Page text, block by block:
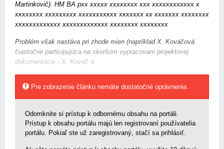
Martinkovič). HM BA pxx xxxxx xxxxxxxx xxx xxxxxxxxxxxx x
xxxxxxxx xxxxxxxxx xxxxxxxxxxx xxxxxxx xx xxxxxxx xxxxxxxx
xxxxxxxxxxxxx xxxxxxxxxxxxx xxxxxxxx xxxxxxxx
Problém však nastáva pri zhode mien (napríklad X. Kováčová
čiastočne participujúca na skoršom vypracovaní projektovej
dokumentácie - X. Kováč a
Pre zobrazenie článku nemáte dostatočné oprávnenia.
Odomknite si prístup k odbornému obsahu na portáli.
Prístup k obsahu portálu majú len registrovaní používatelia
portálu. Pokiaľ ste už zaregistrovaný, stačí sa prihlásiť.